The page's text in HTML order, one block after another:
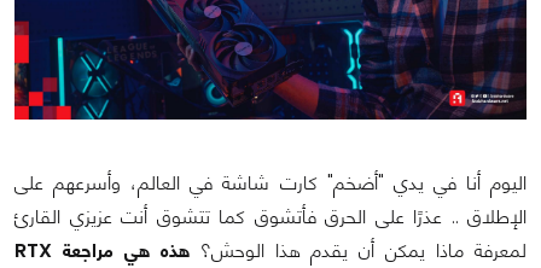
اليوم أنا في يدي "أضخم" كارت شاشة في العالم، وأسرعهم على
الإطلاق .. عذرًا على الحرق فأتشوق كما تتشوق أنت عزيزي القارئ
لمعرفة ماذا يمكن أن يقدم هذا الوحش؟
هذه هي مراجعة RTX